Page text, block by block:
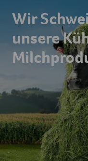
Wir
unsere